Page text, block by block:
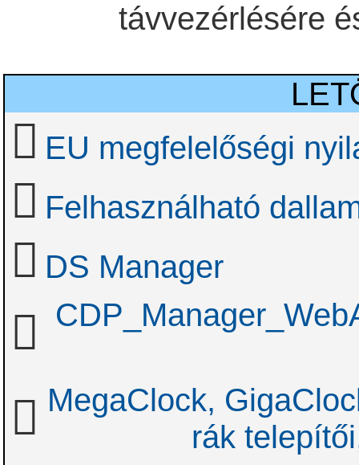
távvezérlésére
EU megfelelőségi
Felhasználható
DS Manager
MegaClock,
rák